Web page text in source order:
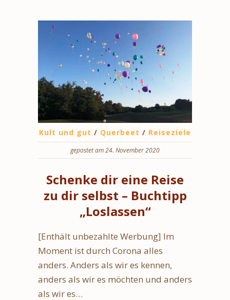
Kult und gut / Querbeet / Reiseziele
gepostet am 24. November 2020
Schenke dir eine Reise
zu dir selbst – Buchtipp
„Loslassen“
[Enthält unbezahlte Werbung] Im
Moment ist durch Corona alles
anders. Anders als wir es kennen,
anders als wir es möchten und anders
als wir es…